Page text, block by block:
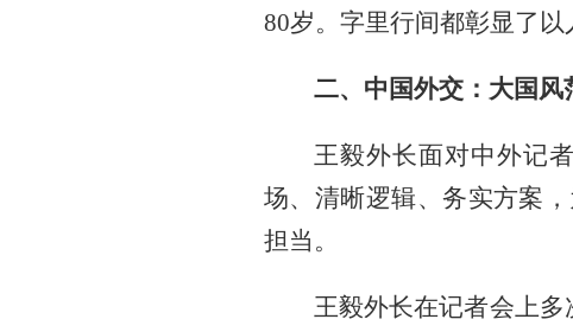
80岁。字里行间都彰显了
二、中国外交：大国
王毅外长面对中外记
场、清晰逻辑、务实方案
担当。
王毅外长在记者会上多